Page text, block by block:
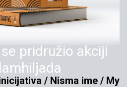
pridružio akciji
/ Nisma ime / My